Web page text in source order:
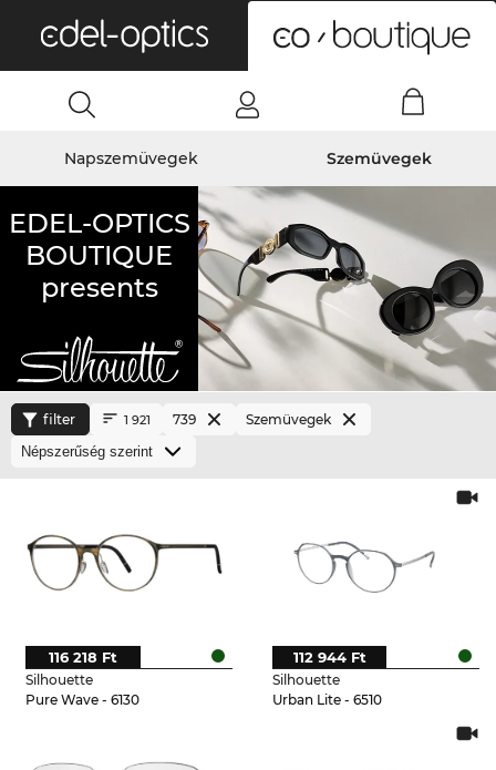
Napszemüvegek Szemüvegek
EDEL-OPTICS
BOUTIQUE
presents
filter 1 921 739 Szemüvegek
Silhouette
Pure Wave - 6130
116 218 Ft
Silhouette
Urban Lite - 6510
112 944 Ft